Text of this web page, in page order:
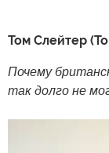
Том Слейтер
Почему
так долго не